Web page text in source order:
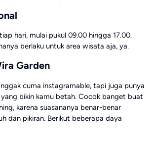
hari, mulai pukul 09.00 hingga 17.00.
berlaku untuk area wisata aja, ya.
Garden
cuma instagramable, tapi juga punya
bikin kamu betah. Cocok banget buat
karena suasananya benar-benar
dan pikiran. Berikut beberapa daya